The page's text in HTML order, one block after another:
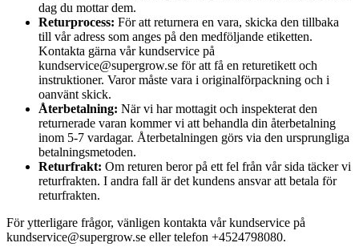
dag du mottar dem.
Returprocess: För att returnera en vara, skicka den tillbaka
till vår adress som anges på den medföljande etiketten.
Kontakta gärna vår kundservice på
kundservice@supergrow.se för att få en returetikett och
instruktioner. Varor måste vara i originalförpackning och i
oanvänt skick.
Återbetalning: När vi har mottagit och inspekterat den
returnerade varan kommer vi att behandla din återbetalning
inom 5-7 vardagar. Återbetalningen görs via den ursprungliga
betalningsmetoden.
Returfrakt: Om returen beror på ett fel från vår sida täcker vi
returfrakten. I andra fall är det kundens ansvar att betala för
returfrakten.
För ytterligare frågor, vänligen kontakta vår kundservice på
kundservice@supergrow.se eller telefon +4524798080.